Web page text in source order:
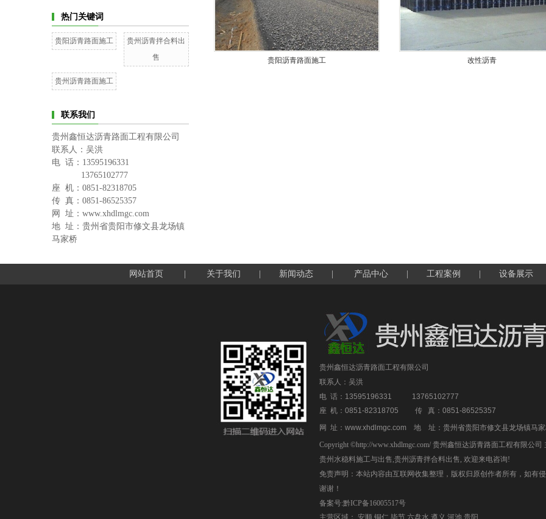
热门关键词
贵阳沥青路面施工
贵州沥青拌合料出
售
贵州沥青路面施工
联系我们
贵州鑫恒达沥青路面工程有限公司
联系人：吴洪
电 话：13595196331
13765102777
座 机：0851-82318705
传 真： 0851-86525357
网 址：www.xhdlmgc.com
地 址：贵州省贵阳市修文县龙场镇
马家桥
贵阳沥青路面施工 改性沥青
网站首页 关于我们 新闻动态 产品中心 工程案例 设备展示
贵州鑫恒达沥青路面工程有限公司
联系人：吴洪
电 话：13595196331 13765102777
座 机：0851-82318705 传 真：0851-86525357
网 址：www.xhdlmgc.com 地 址：贵州省贵阳市修文县龙场镇马
Copyright ©http://www.xhdlmgc.com/ 贵州鑫恒达沥青路面工程有限公司
贵州水稳料施工与出售,贵州沥青拌合料出售, 欢迎来电咨询!
免责声明：本站内容由互联网收集整理，版权归原创作者所有，如有
谢谢！
备案号:黔ICP备16005517号
主营区域： 安顺 铜仁 毕节 六盘水 遵义 河池 贵阳